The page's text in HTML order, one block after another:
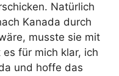
Natürlich
Kanada durch
musste sie mit
es für mich klar, ich
und hoffe das